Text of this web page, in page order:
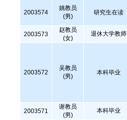
2003574
姚教员
(男)
研究生在读
2003573
赵教员
(女)
退休大学教师
2003572
吴教员
(男)
本科毕业
2003571
谢教员
(男)
本科毕业